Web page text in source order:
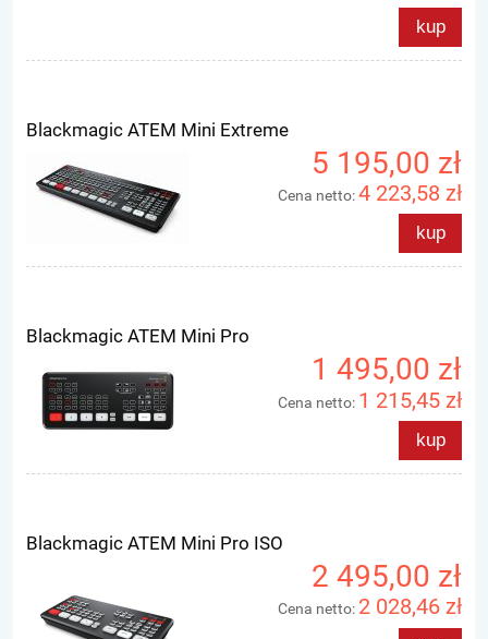
kup
Blackmagic ATEM Mini Extreme
5 195,00 zł
Cena netto:4 223,58 zł
kup
Blackmagic ATEM Mini Pro
1 495,00 zł
Cena netto: 1 215,45 zł
kup
Blackmagic ATEM Mini Pro ISO
2 495,00 zł
Cena netto: 2 028,46 zł